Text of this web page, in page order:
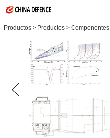
Productos > Productos > Componentes